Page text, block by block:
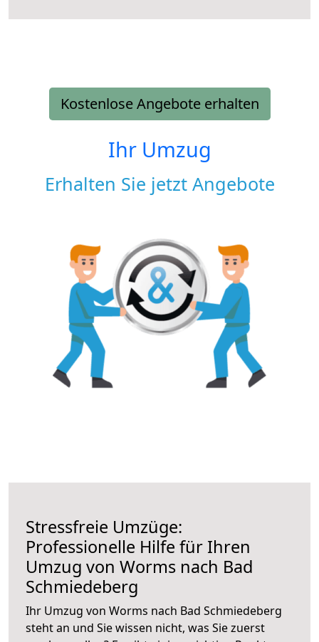
Kostenlose Angebote erhalten
Ihr Umzug
Erhalten Sie jetzt Angebote
Stressfreie Umzüge:
Professionelle Hilfe für Ihren
Umzug von Worms nach Bad
Schmiedeberg
Ihr Umzug von Worms nach Bad Schmiedeberg
steht an und Sie wissen nicht, was Sie zuerst